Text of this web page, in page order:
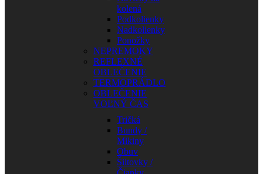
kolená
Podkolienky
Nadkolienky
Ponožky
NEPREMOKY
REFLEXNÉ
OBLEČENIE
TERMOPRÁDLO
OBLEČENIE
VOĽNÝ ČAS
Tričká
Bundy /
Mikiny
Obuv
Šiltovky /